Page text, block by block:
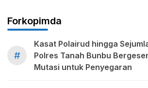
Forkopimda
#
Kasat Polairud hingga
Polres Tanah Bunbu
Mutasi untuk Penyegaran